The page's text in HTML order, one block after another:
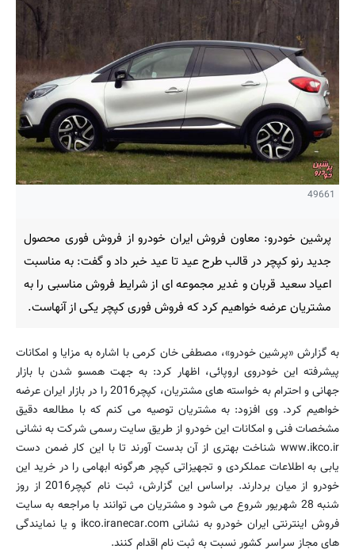
49661
پرشین خودرو: معاون فروش ایران خودرو از فروش فوری محصول
جدید رنو کپچر در قالب طرح عید تا عید خبر داد و گفت: به مناسبت
اعیاد سعید قربان و غدیر مجموعه ای از شرایط فروش مناسبی را به
مشتریان عرضه خواهیم کرد که فروش فوری کپچر یکی از آنهاست.
به گزارش «پرشین خودرو»، مصطفی خان کرمی با اشاره به مزایا و امکانات
پیشرفته این خودروی اروپائی، اظهار کرد: به جهت همسو شدن با بازار
جهانی و احترام به خواسته های مشتریان، كپچر2016 را در بازار ایران عرضه
خواهیم كرد. وی افزود: به مشتریان توصیه می کنم که با مطالعه دقیق
مشخصات فنی و امکانات این خودرو از طریق سایت رسمی شرکت به نشانی
www.ikco.ir شناخت بهتری از آن بدست آورند تا با این کار ضمن دست
یابی به اطلاعات عملکردی و تجهیزاتی کپچر هرگونه ابهامی را در خرید این
خودرو از میان بردارند. براساس این گزارش، ثبت نام كپچر2016 از روز
شنبه 28 شهریور شروع می شود و مشتریان می توانند با مراجعه به سایت
فروش اینترنتی ایران خودرو به نشانی ikco.iranecar.com و یا نمایندگی
های مجاز سراسر کشور نسبت به ثبت نام اقدام كنند.